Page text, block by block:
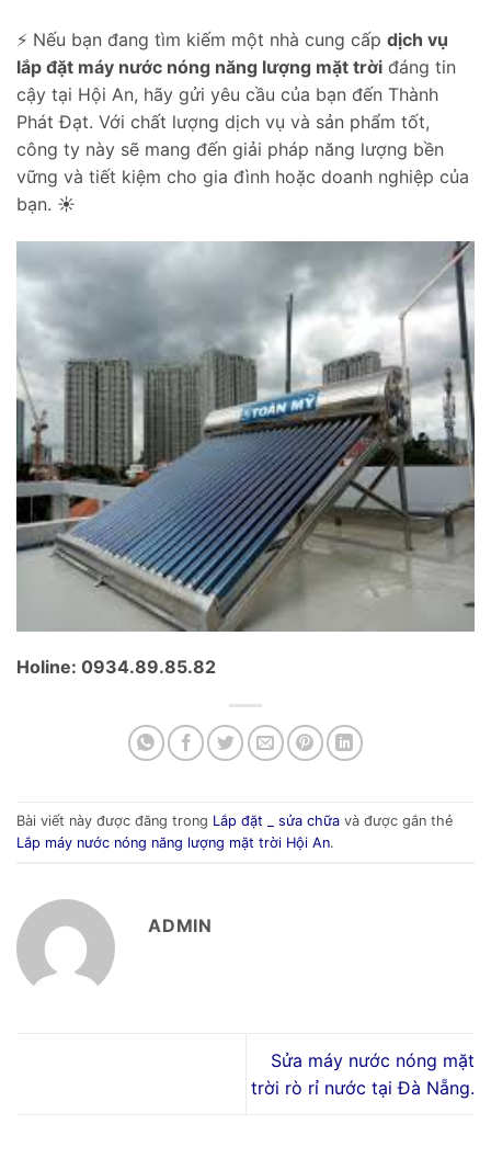
⚡ Nếu bạn đang tìm kiếm một nhà cung cấp dịch vụ
lắp đặt máy nước nóng năng lượng mặt trời đáng tin
cậy tại Hội An, hãy gửi yêu cầu của bạn đến Thành
Phát Đạt. Với chất lượng dịch vụ và sản phẩm tốt,
công ty này sẽ mang đến giải pháp năng lượng bền
vững và tiết kiệm cho gia đình hoặc doanh nghiệp của
bạn. ☀️
Holine: 0934.89.85.82
Bài viết này được đăng trong Lắp đặt _ sửa chữa và được gắn thẻ
Lắp máy nước nóng năng lượng mặt trời Hội An.
ADMIN
Sửa máy nước nóng mặt
trời rò rỉ nước tại Đà Nẵng.